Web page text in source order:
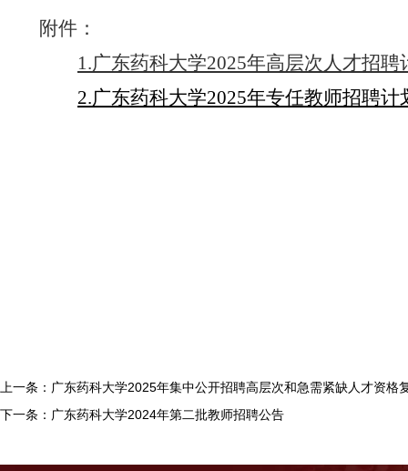
附件：
1.广东药科大学2025年高层次人才招聘
2.广东药科大学2025年专任教师招聘计
上一条：广东药科大学2025年集中公开招聘高层次和急需紧缺人才资格
下一条：广东药科大学2024年第二批教师招聘公告